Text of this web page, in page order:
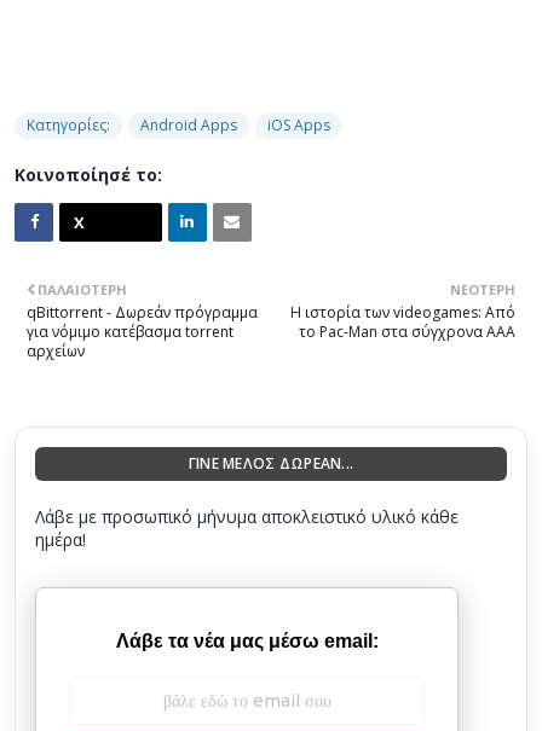
Κατηγορίες: Android Apps iOS Apps
Κοινοποίησέ το:
ΝΕΌΤΕΡΗ
Η ιστορία των videogames: Από
το Pac-Man στα σύγχρονα AAA
ΠΑΛΑΙΌΤΕΡΗ
qBittorrent - Δωρεάν πρόγραμμα
για νόμιμο κατέβασμα torrent
αρχείων
ΓΙΝΕ ΜΕΛΟΣ ΔΩΡΕΑΝ...
Λάβε με προσωπικό μήνυμα αποκλειστικό υλικό κάθε
ημέρα!
Λάβε τα νέα μας μέσω email: